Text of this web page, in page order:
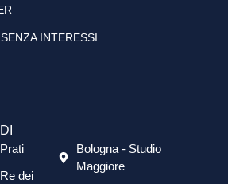
INTERESSI
dei
Bologna - Studio
Maggiore